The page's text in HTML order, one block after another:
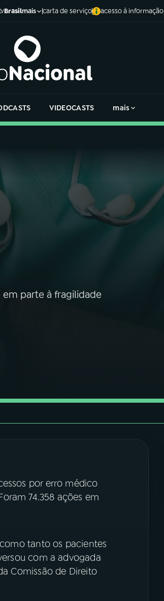
Brasilmais carta de serviço acesso à informação
VIDEOCASTS mais
em parte à fragilidade
por erro médico
74.358 ações em
tanto os pacientes
com a advogada
Comissão de Direito